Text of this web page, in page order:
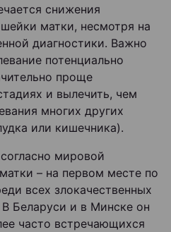
снижения
матки, несмотря на
диагностики. Важно
потенциально
проще
и вылечить, чем
многих других
или кишечника).
мировой
– на первом месте по
всех злокачественных
Беларуси и в Минске он
часто встречающихся